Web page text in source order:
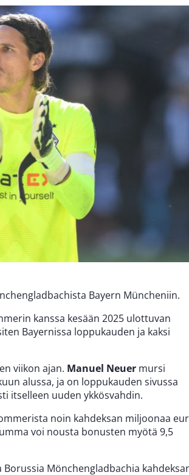
Bayern Müncheniin.
kanssa kesään 2025 ulottuvan
Bayernissa loppukauden ja kaksi
viikon ajan. Manuel Neuer mursi
alussa, ja on loppukauden sivussa
itselleen uuden ykkösvahdin.
noin kahdeksan miljoonaa
voi nousta bonusten myötä 9,5
Mönchengladbachia